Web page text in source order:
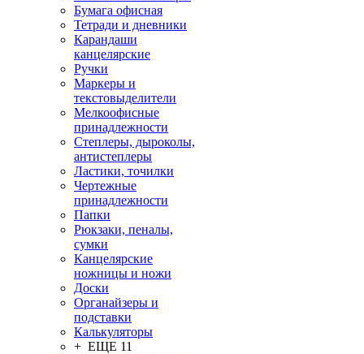
Бумага офисная
Тетради и дневники
Карандаши
канцелярские
Ручки
Маркеры и
текстовыделители
Мелкоофисные
принадлежности
Степлеры, дыроколы,
антистеплеры
Ластики, точилки
Чертежные
принадлежности
Папки
Рюкзаки, пеналы,
сумки
Канцелярские
ножницы и ножи
Доски
Органайзеры и
подставки
Калькуляторы
+ ЕЩЕ 11